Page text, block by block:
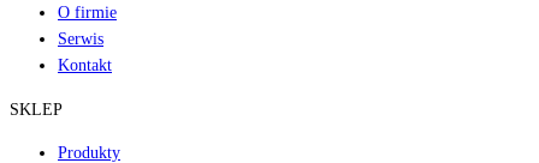
O firmie
Serwis
Kontakt
SKLEP
Produkty